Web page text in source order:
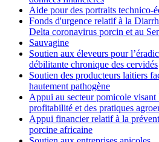
Aide pour des portraits technico-
Fonds d'urgence relatif à la
Delta coronavirus porcin et au
Sauvagine
Soutien aux éleveurs pour
débilitante chronique des cervidés
Soutien des producteurs laitiers
hautement pathogène
Appui au secteur pomicole
profitabilité et des pratiques
Appui financier relatif à la
porcine africaine